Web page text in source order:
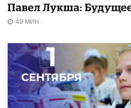
Павел Лукша:
49 МИН.